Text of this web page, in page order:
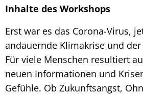
Inhalte des Workshops
Erst war es das Corona-Virus,
andauernde Klimakrise und
Für viele Menschen resultiert
neuen Informationen und
Gefühle. Ob Zukunftsangst,